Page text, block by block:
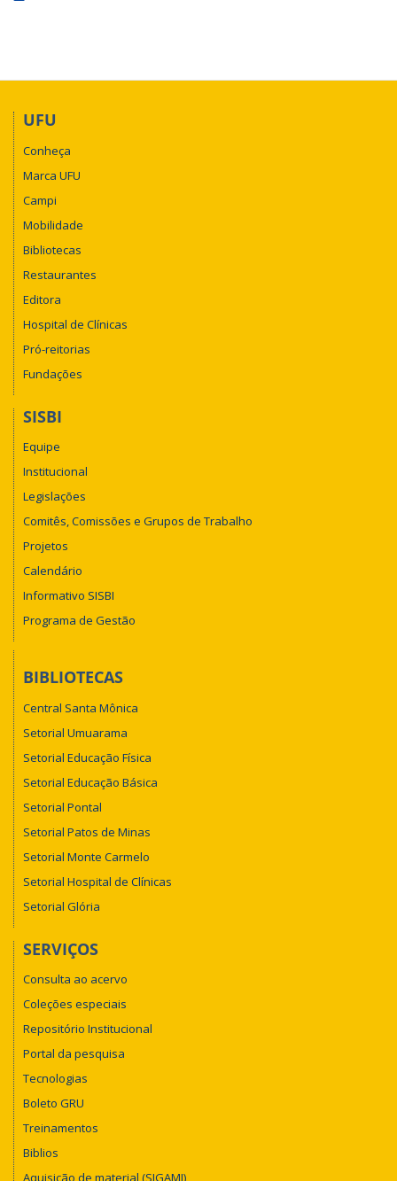
UFU
Conheça
Marca UFU
Campi
Mobilidade
Bibliotecas
Restaurantes
Editora
Hospital de Clínicas
Pró-reitorias
Fundações
SISBI
Equipe
Institucional
Legislações
Comitês, Comissões e Grupos de Trabalho
Projetos
Calendário
Informativo SISBI
Programa de Gestão
BIBLIOTECAS
Central Santa Mônica
Setorial Umuarama
Setorial Educação Física
Setorial Educação Básica
Setorial Pontal
Setorial Patos de Minas
Setorial Monte Carmelo
Setorial Hospital de Clínicas
Setorial Glória
SERVIÇOS
Consulta ao acervo
Coleções especiais
Repositório Institucional
Portal da pesquisa
Tecnologias
Boleto GRU
Treinamentos
Biblios
Aquisição de material (SIGAMI)